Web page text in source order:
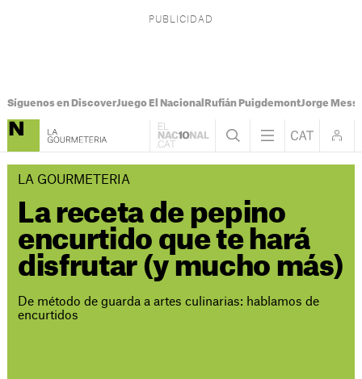
Síguenos en DiscoverJuego El Nacional Rufián PuigdemontJorge Messi
LA GOURMETERIA
La receta de pepino
encurtido que te hará
disfrutar (y mucho más)
De método de guarda a artes culinarias: hablamos de
encurtidos